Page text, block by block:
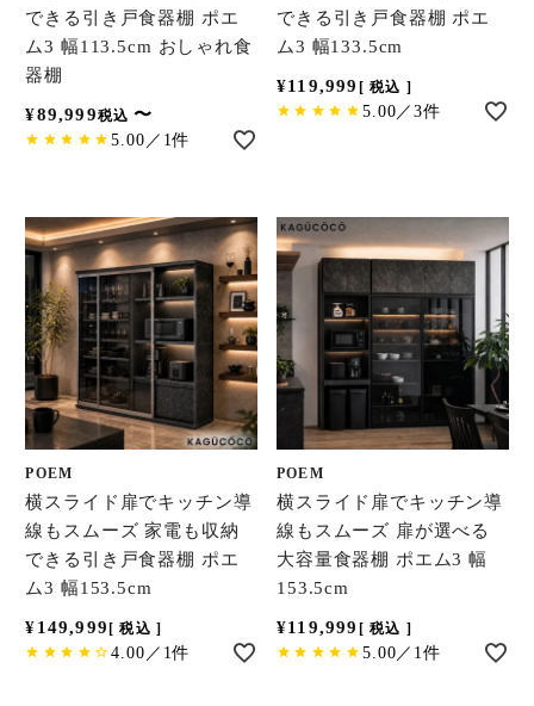
できる引き戸食器棚 ポエ
ム3 幅113.5cm おしゃれ食
器棚
¥89,999税込 〜
5.00／1件
できる引き戸食器棚 ポエ
ム3 幅133.5cm
¥119,999 税込
5.00／3件
POEM
横スライド扉でキッチン導
線もスムーズ 家電も収納
できる引き戸食器棚 ポエ
ム3 幅153.5cm
¥149,999 税込
4.00／1件
POEM
横スライド扉でキッチン導
線もスムーズ 扉が選べる
大容量食器棚 ポエム3 幅
153.5cm
¥119,999 税込
5.00／1件